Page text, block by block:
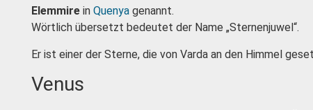
Elemmire in Quenya genannt.
Wörtlich übersetzt bedeutet der Name „Sternenjuwel“.
Er ist einer der Sterne, die von Varda an den Himmel
Venus